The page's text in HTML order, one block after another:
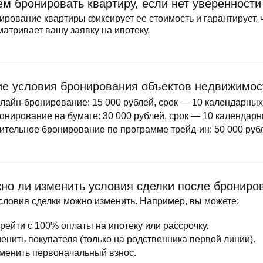
скидки
Субсидии
бронировать квартиру, если нет
квартиры фиксирует ее стоимость и гарантирует,
вашу заявку на ипотеку.
условия бронирования объектов
15 000 рублей, срок — 10
на бумаге: 30 000 рублей, срок — 10
бронирование по программе трейд‑ин: 50 000
ли изменить условия сделки после
сделки можно изменить. Например, вы можете:
с 100% оплаты на ипотеку или рассрочку.
покупателя (только на родственника первой линии).
первоначальный взнос.